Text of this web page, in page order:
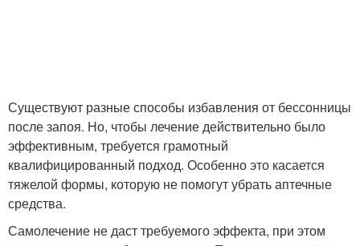
Существуют разные способы избавления от бессонницы
после запоя. Но, чтобы лечение действительно было
эффективным, требуется грамотный
квалифицированный подход. Особенно это касается
тяжелой формы, которую не помогут убрать аптечные
средства.
Самолечение не даст требуемого эффекта, при этом